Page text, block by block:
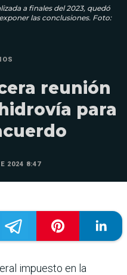
a finales del 2023, quedó
las conclusiones. Foto:
reunión
para
2024 8:47
impuesto en la